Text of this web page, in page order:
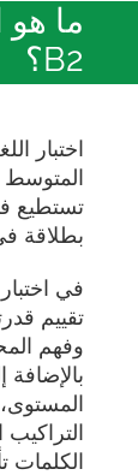
ما هو
B2؟
المتوسط
تستطيع
بطلاقة
تقييم
وفهم
بالإضافة
التراكيب
الكلمات